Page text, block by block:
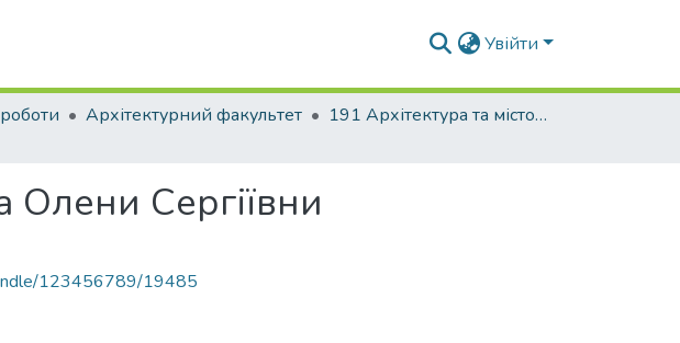
Увійти
Архітектурний факультет
191 Архітектура та містобудування
Олени Сергіївни
123456789/19485